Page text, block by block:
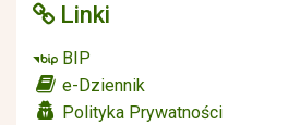
Linki
BIP
e-Dziennik
Polityka Prywatności